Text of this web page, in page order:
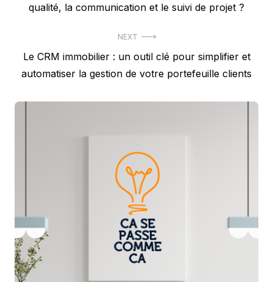
l’article
post:
qualité, la communication et le suivi de projet ?
NEXT
Next
post:
Le CRM immobilier : un outil clé pour simplifier et
automatiser la gestion de votre portefeuille clients